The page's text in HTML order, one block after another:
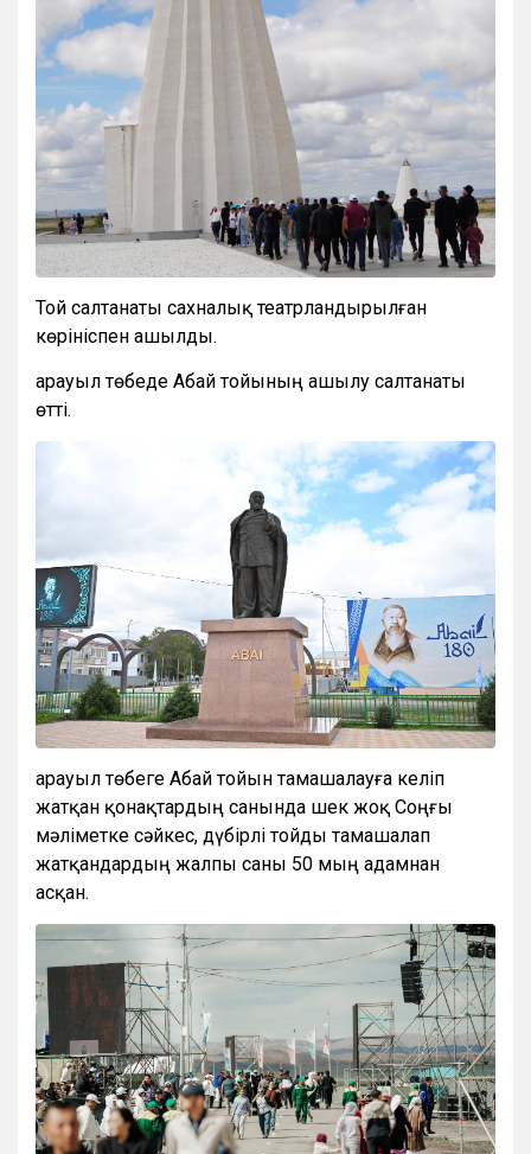
Той салтанаты сахналық театрландырылған
көрініспен ашылды.
Қарауыл төбеде Абай тойының ашылу салтанаты
өтті.
Қарауыл төбеге Абай тойын тамашалауға келіп
жатқан қонақтардың санында шек жоқ Соңғы
мәліметке сәйкес, дүбірлі тойды тамашалап
жатқандардың жалпы саны 50 мың адамнан
асқан.